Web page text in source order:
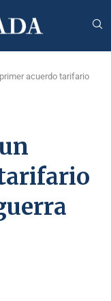
acuerdo tarifario